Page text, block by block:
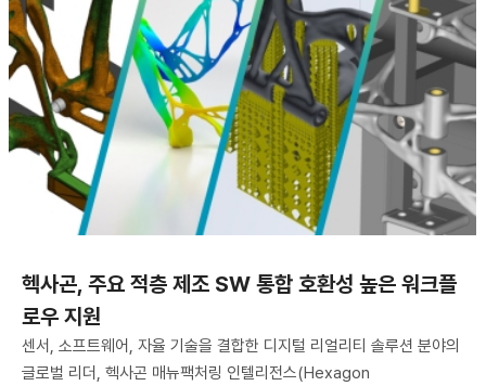
헥사곤, 주요 적층 제조 SW 통합 호환성 높은 워크플
로우 지원
센서, 소프트웨어, 자율 기술을 결합한 디지털 리얼리티 솔루션 분야의
글로벌 리더, 헥사곤 매뉴팩처링 인텔리전스(Hexagon